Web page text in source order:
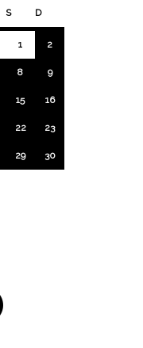
S D
1 2
8 9
15 16
22 23
29 30